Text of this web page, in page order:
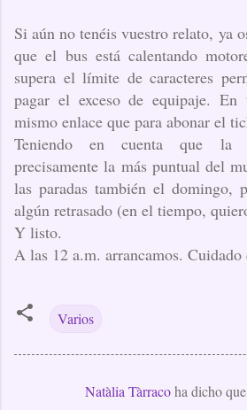
Si aún no tenéis vuestro relato, ya
que el bus está calentando
supera el límite de caracteres
pagar el exceso de equipaje.
mismo enlace que para abonar el
Teniendo en cuenta que la
precisamente la más puntual del
las paradas también el domingo,
algún retrasado (en el tiempo,
Y listo.
A las 12 a.m. arrancamos. Cuidado
Varios
Natàlia Tàrracoha dicho